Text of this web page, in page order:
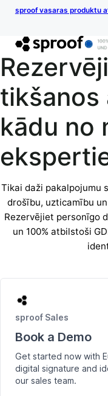
sproof vasaras produktu
tikšanos
kādu no
Tikai daži pakalpojumu
drošību, uzticamību
Rezervējiet personīgo
un 100% atbilstoši